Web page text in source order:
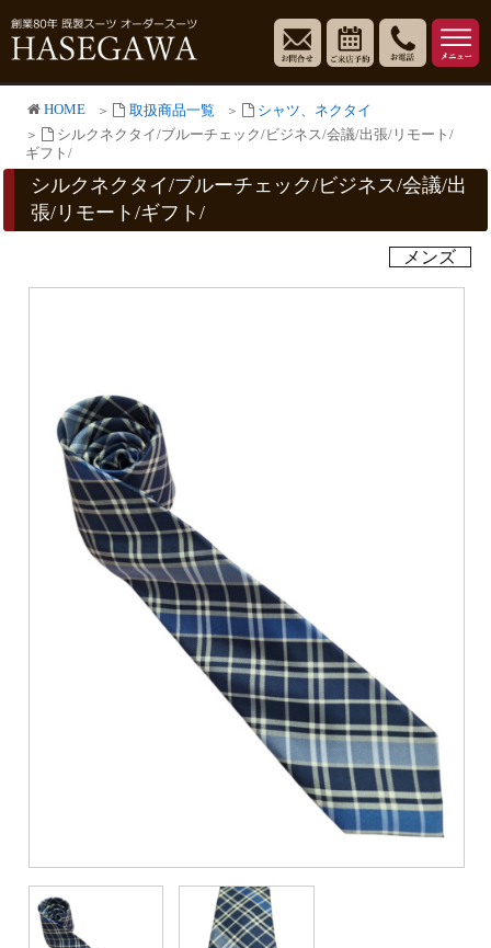
HOME 取扱商品一覧
シャツ、ネクタイ
シルクネクタイ/ブルーチェック/ビジネス/会議/出張/リモート/
ギフト/
シルクネクタイ/ブルーチェック/ビジネス/会議/出
張/リモート/ギフト/
メンズ